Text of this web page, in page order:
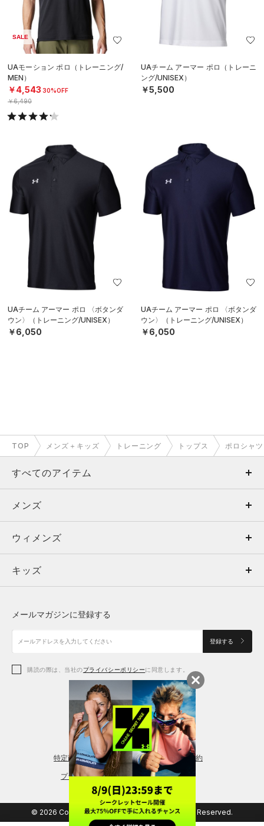
SALE
UAモーション ポロ（トレーニング/
MEN）
￥4,543 30%OFF
￥6,490
UAチーム アーマー ポロ（トレーニ
ング/UNISEX）
￥5,500
UAチーム アーマー ポロ 〈ボタンダ
ウン〉（トレーニング/UNISEX）
￥6,050
UAチーム アーマー ポロ 〈ボタンダ
ウン〉（トレーニング/UNISEX）
￥6,050
TOP メンズ＋キッズ トレーニング トップス ポロシャツ
すべてのアイテム
メンズ
ウィメンズ
キッズ
アクセサリー
メンズ
トップス
ボトムス
アクセサリー
ウィメンズ
トップス
シューズ
アクセサリー
レギンス＆タイツ
キッズ
シューズ
メールマガジンに登録する
登録する
購読の際は、当社のプライバシーポリシーに同意します。
特定商取引法に基づく通販の表記 会員規約
プライバシーポリシー
© 2026 Copyright DOME Corporation. All Rights Reserved.